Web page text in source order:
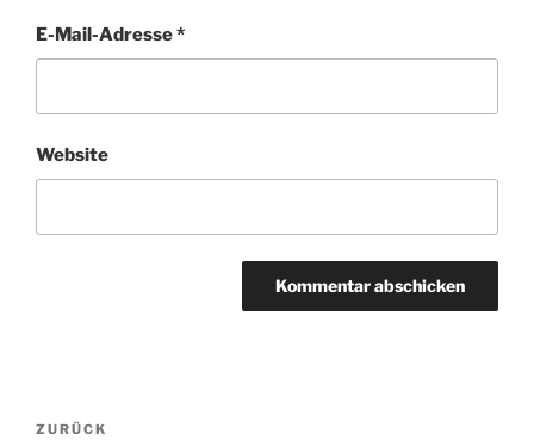
E-Mail-Adresse*
Website
Beitragsnavigation
Vorheriger
ZURÜCK